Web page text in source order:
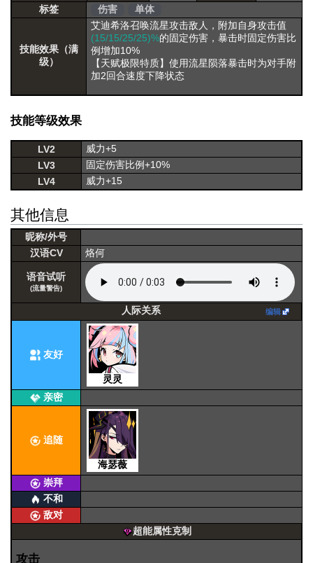
标签 伤害 单体
技能效果（满
级）
艾迪希洛召唤流星攻击敌人，附加自身攻击值
(15/15/25/25)%的固定伤害，暴击时固定伤害比
例增加10%
【天赋极限特质】使用流星陨落暴击时为对手附
加2回合速度下降状态
技能等级效果
LV2
威力+5
LV3
固定伤害比例+10%
LV4
威力+15
其他信息
昵称/外号
汉语CV
烙何
语音试听
(流量警告)
人际关系 编辑
友好
灵灵
亲密
追随
海瑟薇
崇拜
不和
敌对
超能属性克制
攻击